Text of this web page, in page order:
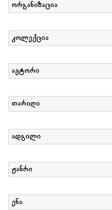
ორგანიზაცია
კოლექცია
ავტორი
თარიღი
ადგილი
ჟანრი
ენა